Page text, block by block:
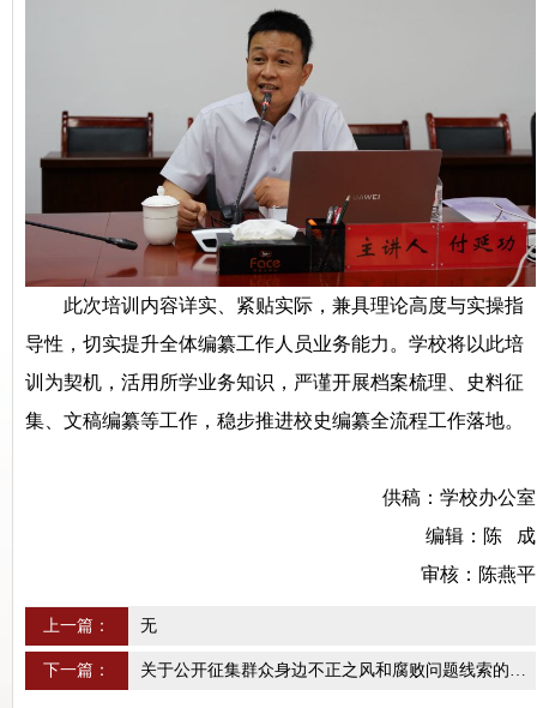
此次培训内容详实、紧贴实际，兼具理论高度与实操指
导性，切实提升全体编纂工作人员业务能力。学校将以此培
训为契机，活用所学业务知识，严谨开展档案梳理、史料征
集、文稿编纂等工作，稳步推进校史编纂全流程工作落地。
供稿：学校办公室
编辑：陈 成
审核：陈燕平
上一篇： 无
下一篇：